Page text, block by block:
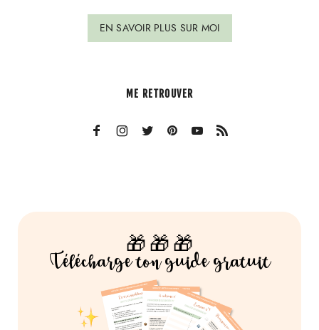
EN SAVOIR PLUS SUR MOI
ME RETROUVER